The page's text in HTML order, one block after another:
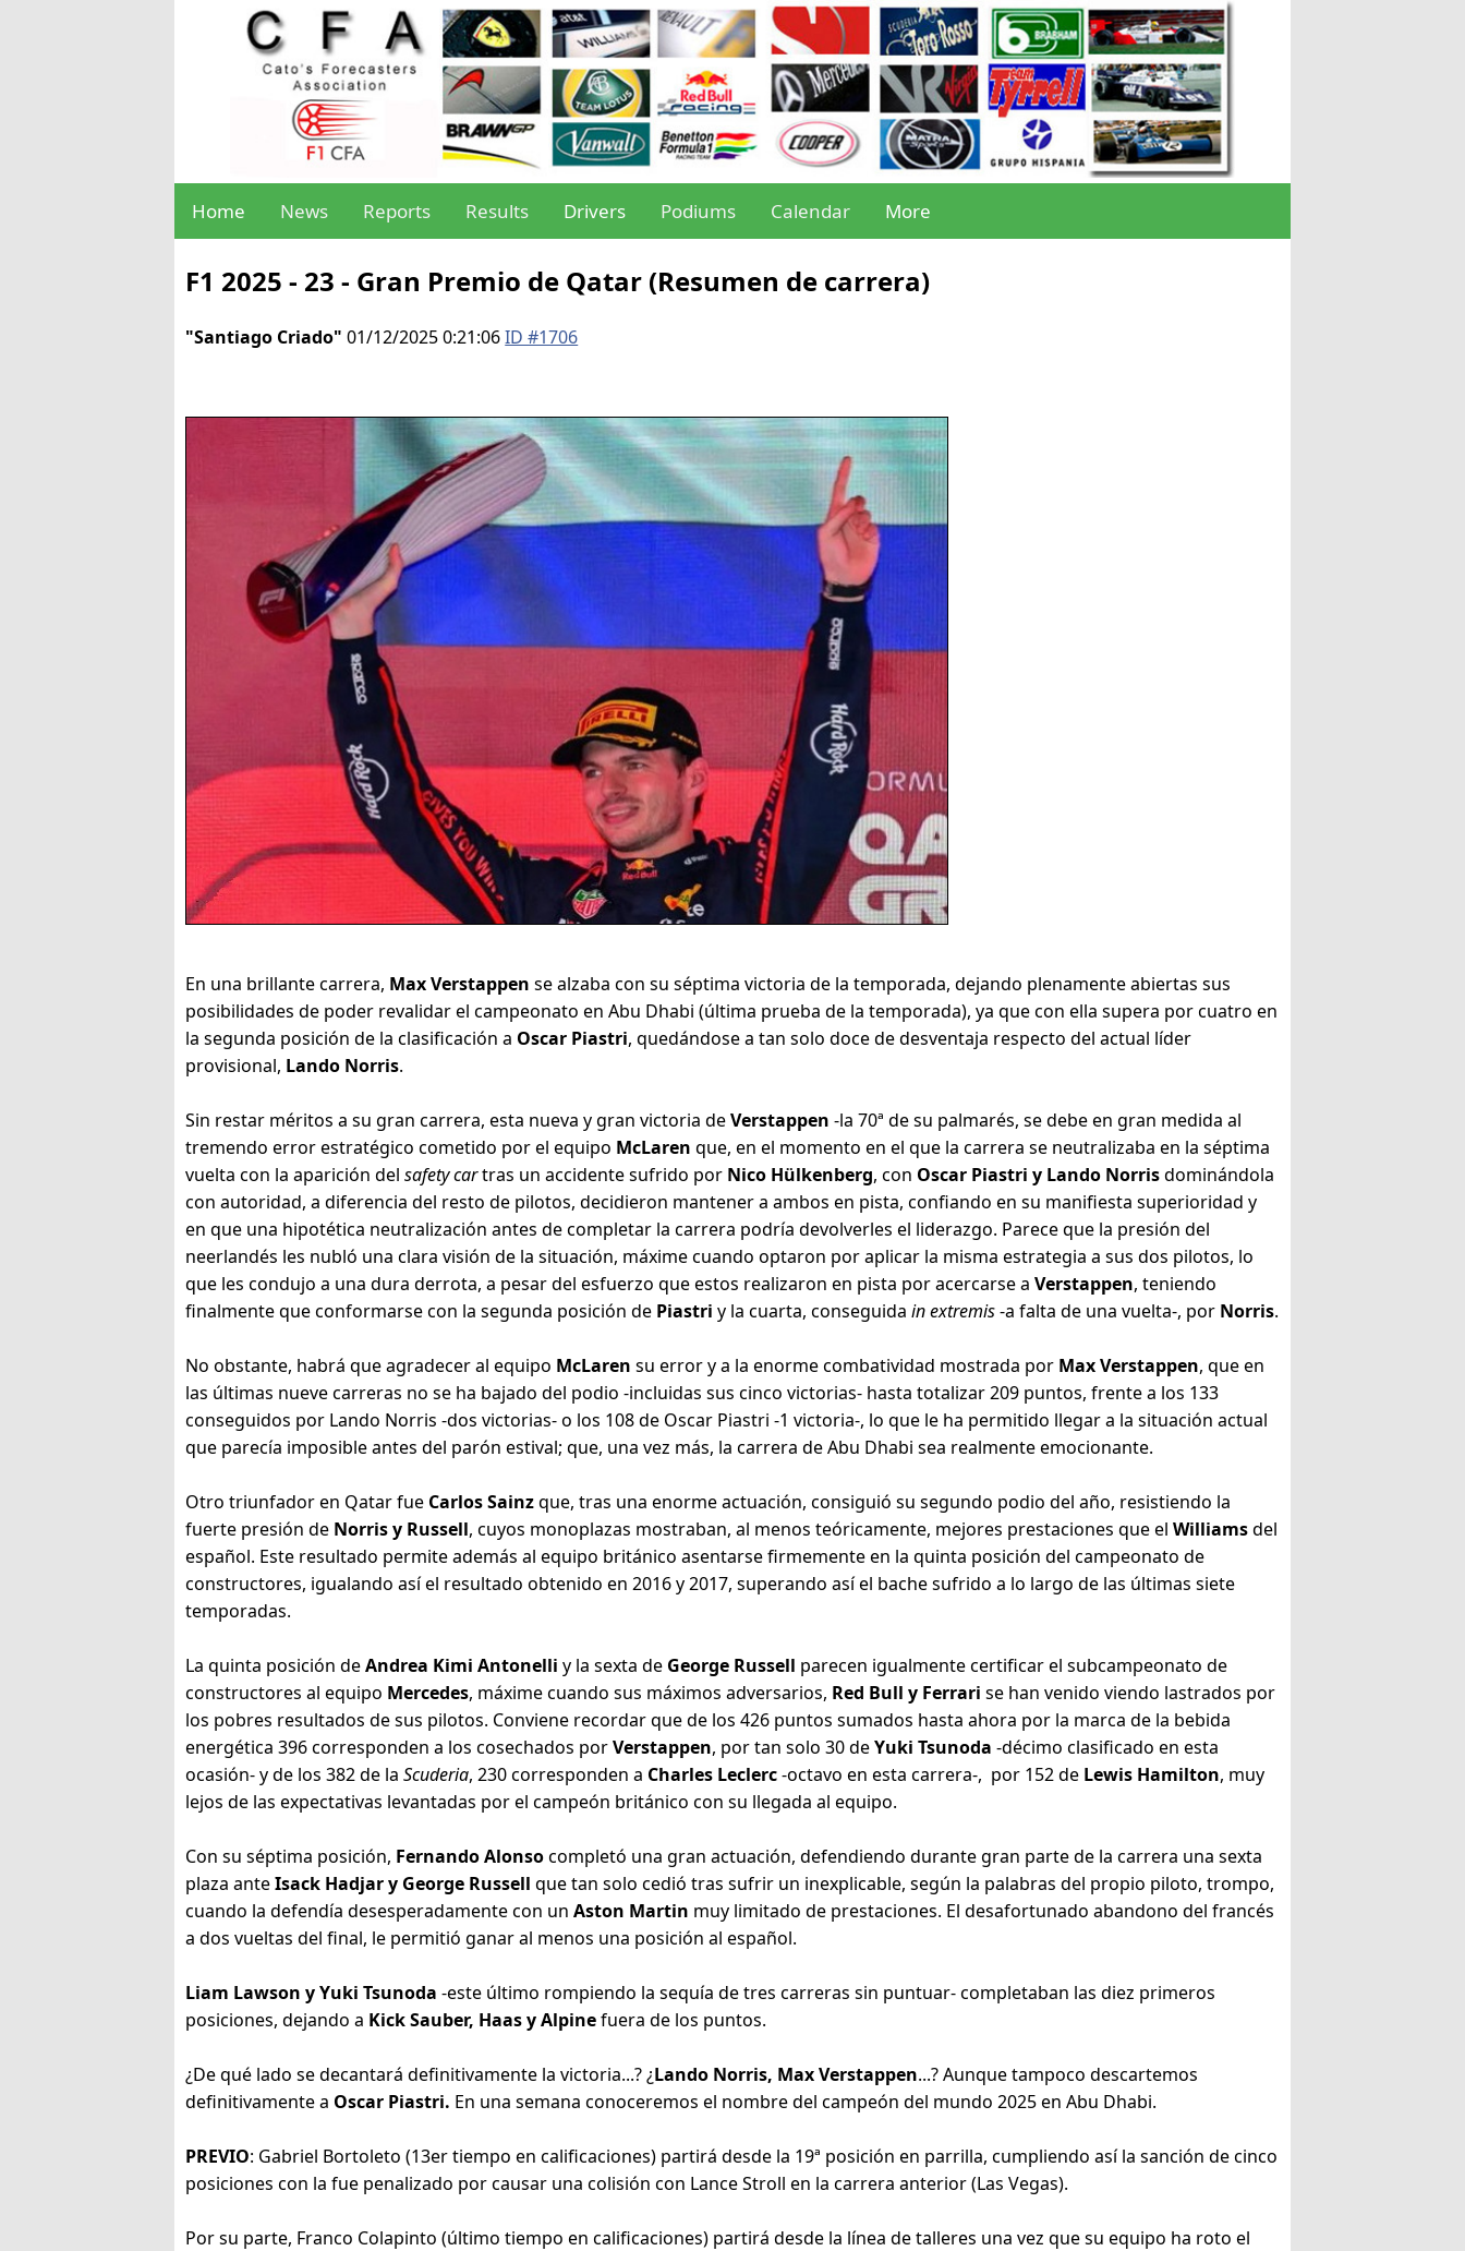
Home News Reports Results Drivers Podiums Calendar More
F1 2025 - 23 - Gran Premio de Qatar (Resumen de carrera)
"Santiago Criado"01/12/2025 0:21:06ID #1706
En una brillante carrera, Max Verstappense alzaba con su séptima victoria de la temporada, dejando plenamente abiertas sus
posibilidades de poder revalidar el campeonato en Abu Dhabi (última prueba de la temporada), ya que con ella supera por cuatro en
la segunda posición de la clasificación a Oscar Piastri, quedándose a tan solo doce de desventaja respecto del actual líder
provisional, Lando Norris.
Sin restar méritos a su gran carrera, esta nueva y gran victoria deVerstappen -la 70ª de su palmarés, se debe en gran medida al
tremendo error estratégico cometido por el equipo McLaren que, en el momento en el que la carrera se neutralizaba en la séptima
vuelta con la aparición delsafety cartras un accidente sufrido por Nico Hülkenberg, con Oscar Piastri y Lando Norrisdominándola
con autoridad, a diferencia del resto de pilotos, decidieron mantener a ambos en pista, confiando en su manifiesta superioridad y
en que una hipotética neutralización antes de completar la carrera podría devolverles el liderazgo. Parece que la presión del
neerlandés les nubló una clara visión de la situación, máxime cuando optaron por aplicar la misma estrategia a sus dos pilotos, lo
que les condujo a una dura derrota, a pesar del esfuerzo que estos realizaron en pista por acercarse aVerstappen, teniendo
finalmente que conformarse con la segunda posición de Piastri y la cuarta, conseguidain extremis-a falta de una vuelta-, por Norris.
No obstante, habrá que agradecer al equipo McLaren su error y a la enorme combatividad mostrada por Max Verstappen, que en
las últimas nueve carreras no se ha bajado del podio -incluidas sus cinco victorias- hasta totalizar 209 puntos, frente a los 133
conseguidos por Lando Norris -dos victorias- o los 108 de Oscar Piastri -1 victoria-, lo que le ha permitido llegar a la situación actual
que parecía imposible antes del parón estival; que, una vez más, la carrera de Abu Dhabi sea realmente emocionante.
Otro triunfador en Qatar fue Carlos Sainzque, tras una enorme actuación, consiguió su segundo podio del año, resistiendo la
fuerte presión de Norris y Russell, cuyos monoplazas mostraban, al menos teóricamente, mejores prestaciones que elWilliamsdel
español. Este resultado permite además al equipo británico asentarse firmemente en la quinta posición del campeonato de
constructores, igualando así el resultado obtenido en 2016 y 2017, superando así el bache sufrido a lo largo de las últimas siete
temporadas.
La quinta posición deAndrea Kimi Antonelliy la sexta de George Russell parecen igualmente certificar el subcampeonato de
constructores al equipo Mercedes, máxime cuando sus máximos adversarios, Red Bull y Ferrari se han venido viendo lastrados por
los pobres resultados de sus pilotos. Conviene recordar que de los 426 puntos sumados hasta ahora por la marca de la bebida
energética 396 corresponden a los cosechados porVerstappen, por tan solo 30 deYuki Tsunoda -décimo clasificado en esta
ocasión- y de los 382 de laScuderia, 230 corresponden a Charles Leclerc-octavo en esta carrera-, por 152 de Lewis Hamilton, muy
lejos de las expectativas levantadas por el campeón británico con su llegada al equipo.
Con su séptima posición, Fernando Alonsocompletó una gran actuación, defendiendo durante gran parte de la carrera una sexta
plaza anteIsack Hadjar y George Russellque tan solo cedió tras sufrir un inexplicable, según la palabras del propio piloto, trompo,
cuando la defendía desesperadamente con unAston Martin muy limitado de prestaciones. El desafortunado abandono del francés
a dos vueltas del final, le permitió ganar al menos una posición al español.
Liam Lawson y Yuki Tsunoda -este último rompiendo la sequía de tres carreras sin puntuar- completaban las diez primeros
posiciones, dejando a Kick Sauber, Haas y Alpinefuera de los puntos.
¿De qué lado se decantará definitivamente la victoria...? ¿Lando Norris, Max Verstappen...? Aunque tampoco descartemos
definitivamente a Oscar Piastri. En una semana conoceremos el nombre del campeón del mundo 2025 en Abu Dhabi.
PREVIO: Gabriel Bortoleto (13er tiempo en calificaciones) partirá desde la 19ª posición en parrilla, cumpliendo así la sanción de cinco
posiciones con la fue penalizado por causar una colisión con Lance Stroll en la carrera anterior (Las Vegas).
Por su parte, Franco Colapinto (último tiempo en calificaciones) partirá desde la línea de talleres una vez que su equipo ha roto el